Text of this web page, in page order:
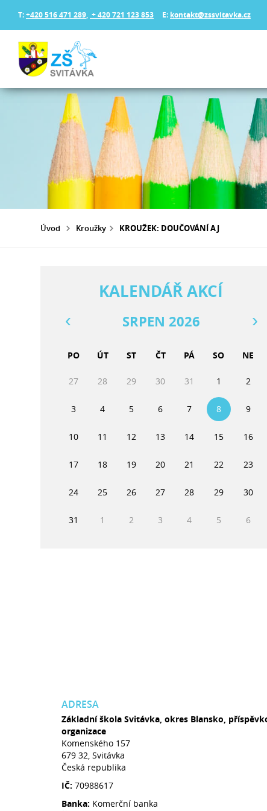
T:+420 516 471 289, + 420 721 123 853 E: kontakt@zssvitavka.cz
Úvod Kroužky KROUŽEK: DOUČOVÁNÍ AJ
KALENDÁŘ AKCÍ
SRPEN 2026
PO ÚT ST ČT PÁ SO NE
27 28 29 30 31 1 2
3 4 5 6 7 8 9
10 11 12 13 14 15 16
17 18 19 20 21 22 23
24 25 26 27 28 29 30
31 1 2 3 4 5 6
ADRESA
Základní škola Svitávka, okres Blansko,
organizace
Komenského 157
679 32, Svitávka
Česká republika
IČ: 70988617
Banka: Komerční banka